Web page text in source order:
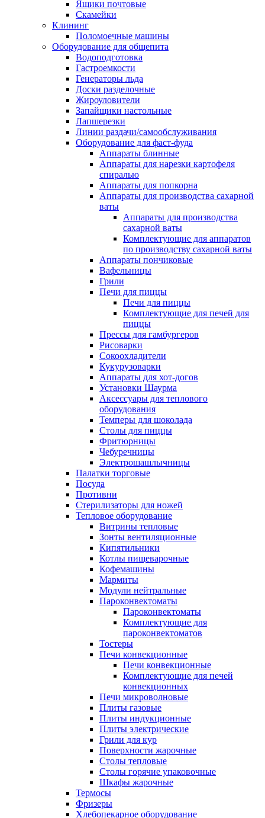
Ящики почтовые
Скамейки
Клининг
Поломоечные машины
Оборудование для общепита
Водоподготовка
Гастроемкости
Генераторы льда
Доски разделочные
Жироуловители
Запайщики настольные
Лапшерезки
Линии раздачи/самообслуживания
Оборудование для фаст-фуда
Аппараты блинные
Аппараты для нарезки картофеля
спиралью
Аппараты для попкорна
Аппараты для производства сахарной
ваты
Аппараты для производства
сахарной ваты
Комплектующие для аппаратов
по производству сахарной ваты
Аппараты пончиковые
Вафельницы
Грили
Печи для пиццы
Печи для пиццы
Комплектующие для печей для
пиццы
Прессы для гамбургеров
Рисоварки
Сокоохладители
Кукурузоварки
Аппараты для хот-догов
Установки Шаурма
Аксессуары для теплового
оборудования
Темперы для шоколада
Столы для пиццы
Фритюрницы
Чебуречницы
Электрошашлычницы
Палатки торговые
Посуда
Противни
Стерилизаторы для ножей
Тепловое оборудование
Витрины тепловые
Зонты вентиляционные
Кипятильники
Котлы пищеварочные
Кофемашины
Мармиты
Модули нейтральные
Пароконвектоматы
Пароконвектоматы
Комплектующие для
пароконвектоматов
Тостеры
Печи конвекционные
Печи конвекционные
Комплектующие для печей
конвекционных
Печи микроволновые
Плиты газовые
Плиты индукционные
Плиты электрические
Грили для кур
Поверхности жарочные
Столы тепловые
Столы горячие упаковочные
Шкафы жарочные
Термосы
Фризеры
Хлебопекарное оборудование